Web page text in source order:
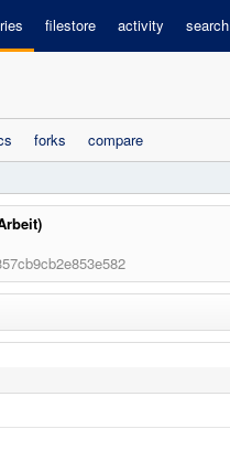
filestore activity search
forks
compare